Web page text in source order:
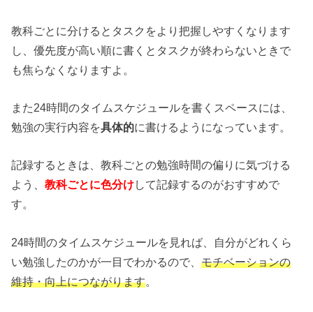
教科ごとに分けるとタスクをより把握しやすくなります
し、優先度が高い順に書くとタスクが終わらないときで
も焦らなくなりますよ。
また24時間のタイムスケジュールを書くスペースには、
勉強の実行内容を具体的に書けるようになっています。
記録するときは、教科ごとの勉強時間の偏りに気づける
よう、教科ごとに色分けして記録するのがおすすめで
す。
24時間のタイムスケジュールを見れば、自分がどれくら
い勉強したのかが一目でわかるので、モチベーションの
維持・向上につながります。